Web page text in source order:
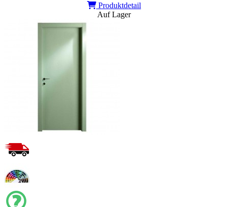
Produktdetail
Auf Lager